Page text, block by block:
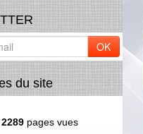
OK
du site
2289 pages vues